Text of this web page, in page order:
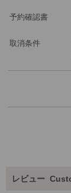
予約確認書
取消条件
レビュー